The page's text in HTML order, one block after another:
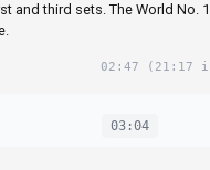
and third sets. The World No.
02:47 (21:17
03:04